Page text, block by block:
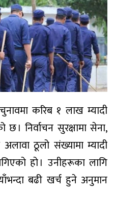
करिब १ लाख म्यादी
छ । निर्वाचन सुरक्षामा सेना,
अलावा ठूलो संख्यामा म्यादी
हो । उनीहरूका लागि
बढी खर्च हुने अनुमान